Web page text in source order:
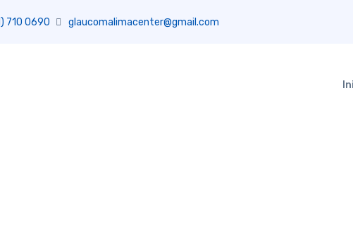
710 0690 glaucomalimacenter@gmail.com